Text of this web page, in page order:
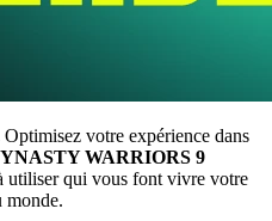
Optimisez votre expérience dans
WARRIORS 9
utiliser qui vous font vivre votre
monde.